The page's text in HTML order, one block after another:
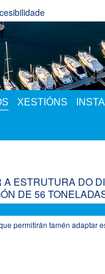
XESTIÓNS
ESTRUTURA DO
DE 56
permitirán tamén adaptar